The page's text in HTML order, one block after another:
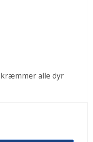
alle dyr